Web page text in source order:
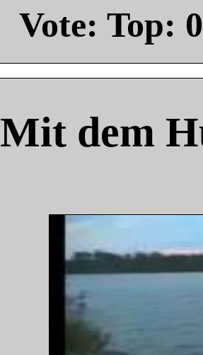
Vote: Top: 0
Mit dem